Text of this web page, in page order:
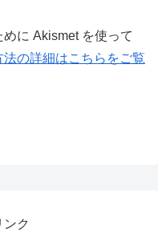
に Akismet を使って
の詳細はこちらをご覧
ンク